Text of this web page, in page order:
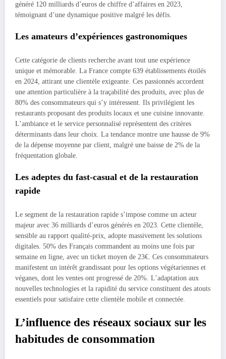
généré 120 milliards d’euros de chiffre d’affaires en 2023,
témoignant d’une dynamique positive malgré les défis.
Les amateurs d’expériences gastronomiques
Cette catégorie de clients recherche avant tout une expérience
unique et mémorable. La France compte 639 établissements étoilés
en 2024, attirant une clientèle exigeante. Ces passionnés accordent
une attention particulière à la traçabilité des produits, avec plus de
80% des consommateurs qui s’y intéressent. Ils privilégient les
restaurants proposant des produits locaux et une cuisine innovante.
L’ambiance et le service personnalisé représentent des critères
déterminants dans leur choix. La tendance montre une hausse de 9%
de la dépense moyenne par client, malgré une baisse de 2% de la
fréquentation globale.
Les adeptes du fast-casual et de la restauration
rapide
Le segment de la restauration rapide s’impose comme un acteur
majeur avec 36 milliards d’euros générés en 2023. Cette clientèle,
sensible au rapport qualité-prix, adopte massivement les solutions
digitales. 50% des Français commandent au moins une fois par
semaine en ligne, avec un ticket moyen de 23€. Ces consommateurs
manifestent un intérêt grandissant pour les options végétariennes et
véganes, dont les ventes ont progressé de 20%. L’adaptation aux
nouvelles technologies et la rapidité du service constituent des atouts
essentiels pour satisfaire cette clientèle mobile et connectée.
L’influence des réseaux sociaux sur les
habitudes de consommation